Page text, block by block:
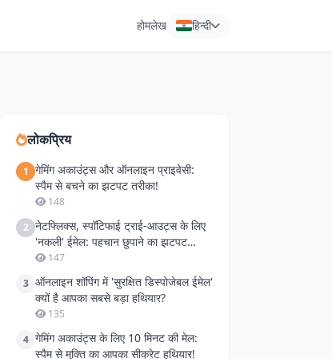
होमलेख हिन्दी
लोकप्रिय
1 गेमिंग अकाउंट्स और ऑनलाइन प्राइवेसी:
स्पैम से बचने का झटपट तरीका!
148
2 नेटफ्लिक्स, स्पॉटिफाई ट्राई-आउट्स के लिए
'नकली' ईमेल: पहचान छुपाने का झटपट
जुगाड़147
3 ऑनलाइन शॉपिंग में 'सुरक्षित डिस्पोजेबल ईमेल'
क्यों है आपका सबसे बड़ा हथियार?
135
4 गेमिंग अकाउंट्स के लिए 10 मिनट की मेल:
स्पैम से मुक्ति का आपका सीक्रेट हथियार!